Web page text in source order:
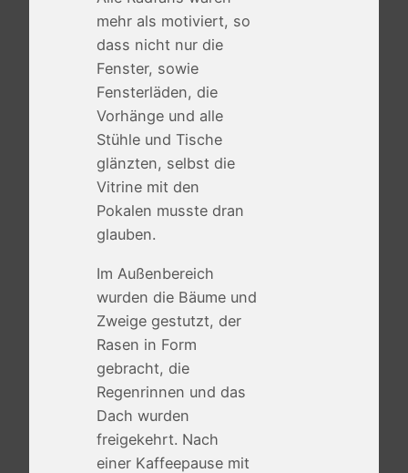
mehr als motiviert, so
dass nicht nur die
Fenster, sowie
Fensterläden, die
Vorhänge und alle
Stühle und Tische
glänzten, selbst die
Vitrine mit den
Pokalen musste dran
glauben.
Im Außenbereich
wurden die Bäume und
Zweige gestutzt, der
Rasen in Form
gebracht, die
Regenrinnen und das
Dach wurden
freigekehrt. Nach
einer Kaffeepause mit